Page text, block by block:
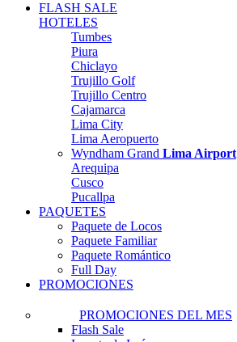
FLASH SALE
HOTELES
Tumbes
Piura
Chiclayo
Trujillo Golf
Trujillo Centro
Cajamarca
Lima City
Lima Aeropuerto
Wyndham Grand Lima Airport
Arequipa
Cusco
Pucallpa
PAQUETES
Paquete de Locos
Paquete Familiar
Paquete Romántico
Full Day
PROMOCIONES
PROMOCIONES DEL MES
Flash Sale